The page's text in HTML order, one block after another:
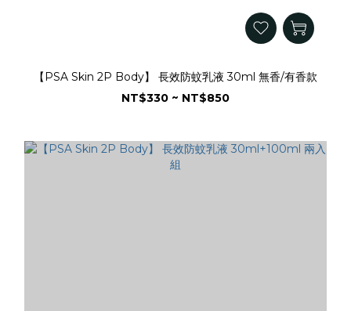
【PSA Skin 2P Body】 長效防蚊乳液 30ml 無香/有香款
NT$330 ~ NT$850